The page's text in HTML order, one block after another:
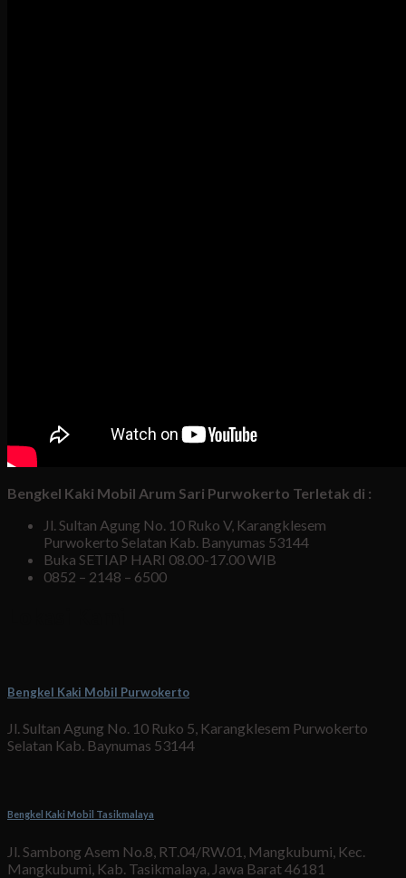
Bengkel Kaki Mobil Arum Sari Purwokerto Terletak di :
Jl. Sultan Agung No. 10 Ruko V, Karangklesem
Purwokerto Selatan Kab. Banyumas 53144
Buka SETIAP HARI 08.00-17.00 WIB
0852 – 2148 – 6500
Bengkel Kaki Mobil Purwokerto
Jl. Sultan Agung No. 10 Ruko 5, Karangklesem Purwokerto
Selatan Kab. Baynumas 53144
Bengkel Kaki Mobil Tasikmalaya
Jl. Sambong Asem No.8, RT.04/RW.01, Mangkubumi, Kec.
Mangkubumi, Kab. Tasikmalaya, Jawa Barat 46181